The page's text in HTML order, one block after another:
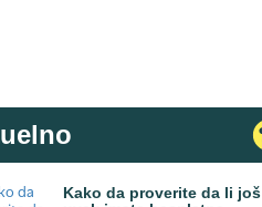
Kako da proverite da li još